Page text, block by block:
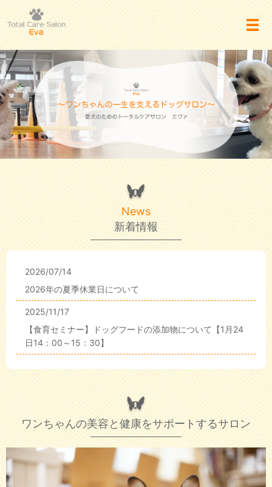
メ
News
新着情報
2026/07/14
2026年の夏季休業日について
2025/11/17
【食育セミナー】ドッグフードの添加物について【1月24
日14：00～15：30】
ワンちゃんの美容と健康をサポートするサロン